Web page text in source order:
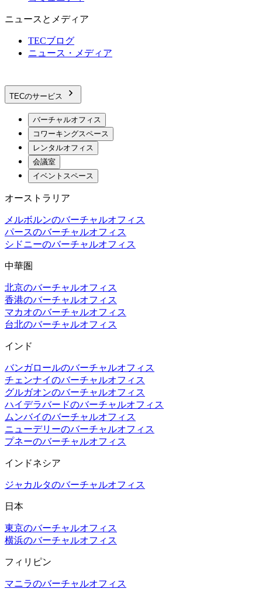
ニュースとメディア
TECブログ
ニュース・メディア
TECのサービス
バーチャルオフィス
コワーキングスペース
レンタルオフィス
会議室
イベントスペース
オーストラリア
メルボルンのバーチャルオフィス
パースのバーチャルオフィス
シドニーのバーチャルオフィス
中華圏
北京のバーチャルオフィス
香港のバーチャルオフィス
マカオのバーチャルオフィス
台北のバーチャルオフィス
インド
バンガロールのバーチャルオフィス
チェンナイのバーチャルオフィス
グルガオンのバーチャルオフィス
ハイデラバードのバーチャルオフィス
ムンバイのバーチャルオフィス
ニューデリーのバーチャルオフィス
プネーのバーチャルオフィス
インドネシア
ジャカルタのバーチャルオフィス
日本
東京のバーチャルオフィス
横浜のバーチャルオフィス
フィリピン
マニラのバーチャルオフィス